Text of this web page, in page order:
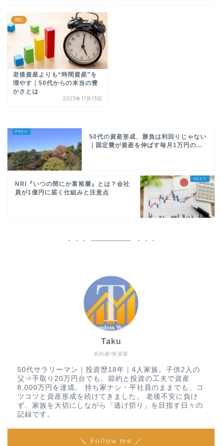
雑記
老後資産よりも“時間資産”を
増やす｜50代からの本当の豊
かさとは
2025年11月13日
50代の資産形成、勝負は利回りじゃない
｜固定費が資産を伸ばす毎月1万円の...
NRI『いつの間にか富裕層』とは？会社
員が1億円に届く仕組みと注意点
節約家/投資家
Taku
50代サラリーマン｜投資歴18年｜4人家族。子供2人の
父⇒手取り20万円台でも、節約と投資の工夫で資産
8,000万円を達成。 持ち家ナシ・平社員のままでも、コ
ツコツと資産形成を続けてきました。 老後不安に負け
ず、家族を大切にしながら「逃げ切り」を目指す日々の
記録です。
＼ Follow me ／